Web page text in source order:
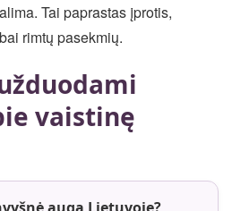
Tai paprastas įprotis,
rimtų pasekmių.
vaistinę
auga Lietuvoje?